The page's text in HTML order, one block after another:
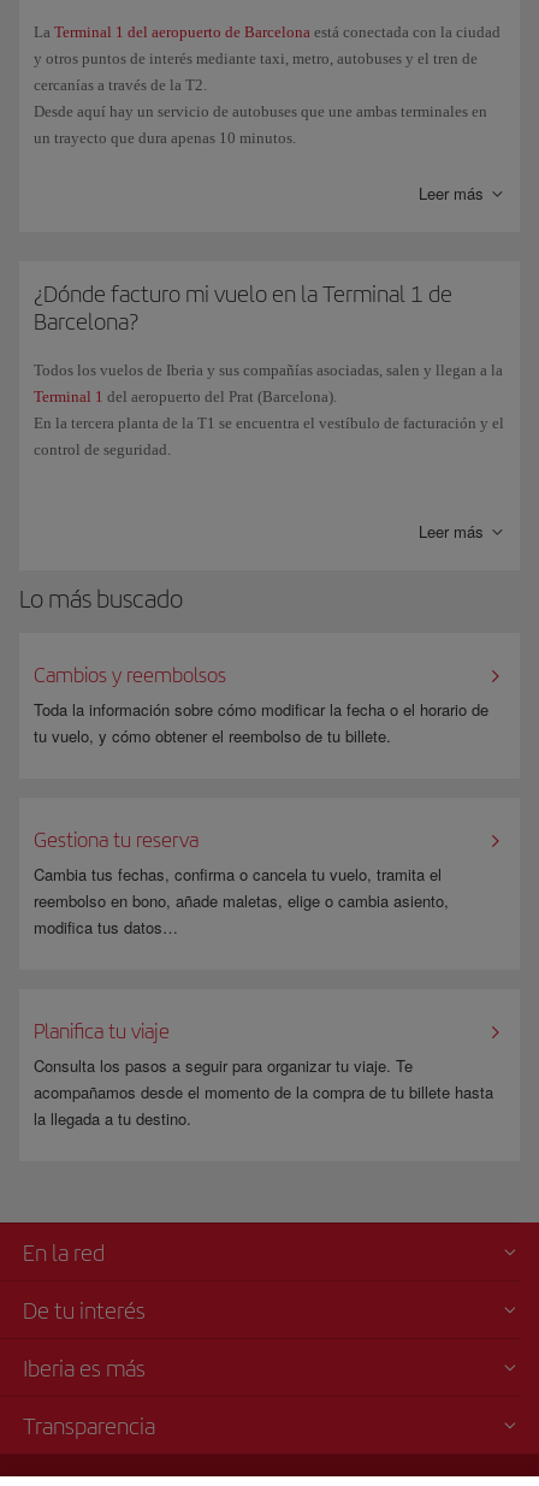
La Terminal 1 del aeropuerto de Barcelona está conectada con la ciudad
y otros puntos de interés mediante taxi, metro, autobuses y el tren de
cercanías a través de la T2.
Desde aquí hay un servicio de autobuses que une ambas terminales en
un trayecto que dura apenas 10 minutos.
Leer más
¿Dónde facturo mi vuelo en la Terminal 1 de
Barcelona?
Todos los vuelos de Iberia y sus compañías asociadas, salen y llegan a la
Terminal 1 del aeropuerto del Prat (Barcelona).
En la tercera planta de la T1 se encuentra el vestíbulo de facturación y el
control de seguridad.
sea más ágil, simple y rápido. Para volar debes
de facturación por si aún no tienes tu tarjeta de embarque o necesitas
Leer más
Lo más buscado
Cambios y reembolsos
Toda la información sobre cómo modificar la fecha o el horario de
tu vuelo, y cómo obtener el reembolso de tu billete.
Gestiona tu reserva
Cambia tus fechas, confirma o cancela tu vuelo, tramita el
reembolso en bono, añade maletas, elige o cambia asiento,
modifica tus datos…
Planifica tu viaje
Consulta los pasos a seguir para organizar tu viaje. Te
acompañamos desde el momento de la compra de tu billete hasta
la llegada a tu destino.
En la red
De tu interés
Iberia es más
Transparencia